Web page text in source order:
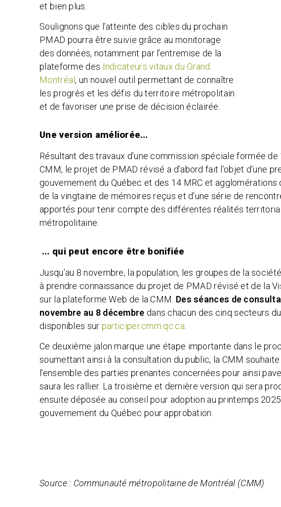
et bien plus.
Soulignons que l’atteinte des cibles du prochain
PMAD pourra être suivie grâce au monitorage
des données, notamment par l’entremise de la
plateforme des Indicateurs vitaux du Grand
Montréal, un nouvel outil permettant de connaître
les progrès et les défis du territoire métropolitain
et de favoriser une prise de décision éclairée.
Une version améliorée…
Résultant des travaux d’une commission spéciale formée de
CMM, le projet de PMAD révisé a d’abord fait l’objet d’une
gouvernement du Québec et des 14 MRC et agglomérations
de la vingtaine de mémoires reçus et d’une série de
apportés pour tenir compte des différentes réalités
métropolitaine.
… qui peut encore être bonifiée
Jusqu’au 8 novembre, la population, les groupes de la
à prendre connaissance du projet de PMAD révisé et de la
sur la plateforme Web de la CMM. Des séances de
novembre au 8 décembre dans chacun des cinq secteurs
disponibles sur participer.cmm.qc.ca
Ce deuxième jalon marque une étape importante dans le
soumettant ainsi à la consultation du public, la CMM
l’ensemble des parties prenantes concernées pour ainsi
saura les rallier. La troisième et dernière version qui sera
ensuite déposée au conseil pour adoption au printemps
gouvernement du Québec pour approbation.
Source : Communauté métropolitaine de Montréal (CMM)